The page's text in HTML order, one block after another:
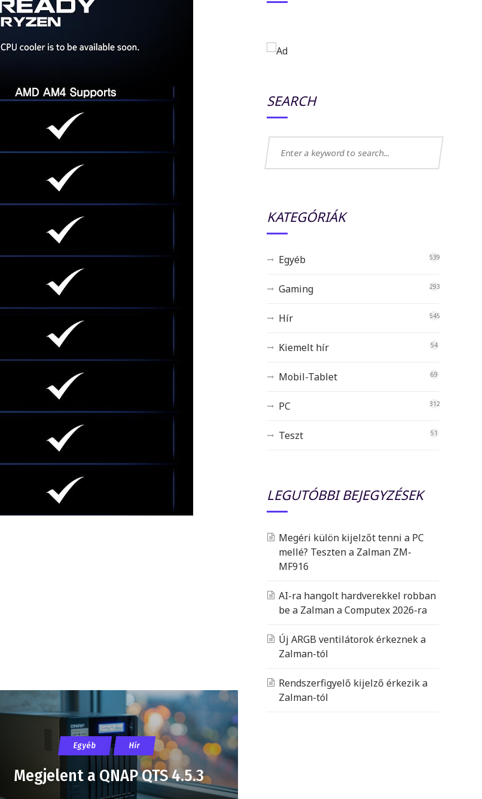
Egyéb Hír
Megjelent a QNAP QTS 4.5.3
SEARCH
KATEGÓRIÁK
Egyéb 539
Gaming 293
Hír 545
Kiemelt hír 54
Mobil-Tablet 69
PC 312
Teszt 51
LEGUTÓBBI BEJEGYZÉSEK
Megéri külön kijelzőt tenni a PC
mellé? Teszten a Zalman ZM-
MF916
AI-ra hangolt hardverekkel robban
be a Zalman a Computex 2026-ra
Új ARGB ventilátorok érkeznek a
Zalman-tól
Rendszerfigyelő kijelző érkezik a
Zalman-tól